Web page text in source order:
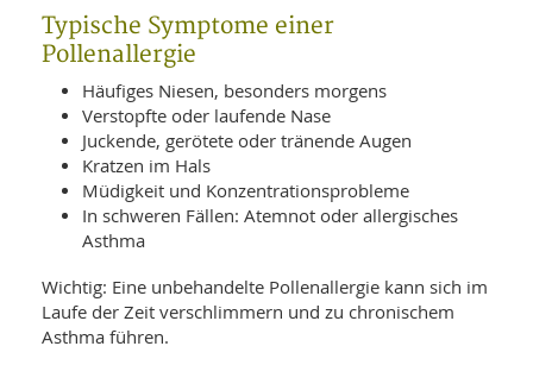
Typische Symptome einer
Pollenallergie
Häufiges Niesen, besonders morgens
Verstopfte oder laufende Nase
Juckende, gerötete oder tränende Augen
Kratzen im Hals
Müdigkeit und Konzentrationsprobleme
In schweren Fällen: Atemnot oder allergisches
Asthma
Wichtig: Eine unbehandelte Pollenallergie kann sich im
Laufe der Zeit verschlimmern und zu chronischem
Asthma führen.